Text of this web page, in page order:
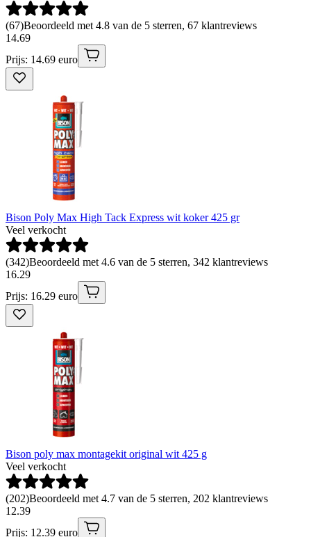
(67)Beoordeeld met 4.8 van de 5 sterren, 67 klantreviews
14.69
Prijs: 14.69 euro
Bison Poly Max High Tack Express wit koker 425 gr
Veel verkocht
(342)Beoordeeld met 4.6 van de 5 sterren, 342 klantreviews
16.29
Prijs: 16.29 euro
Bison poly max montagekit original wit 425 g
Veel verkocht
(202)Beoordeeld met 4.7 van de 5 sterren, 202 klantreviews
12.39
Prijs: 12.39 euro